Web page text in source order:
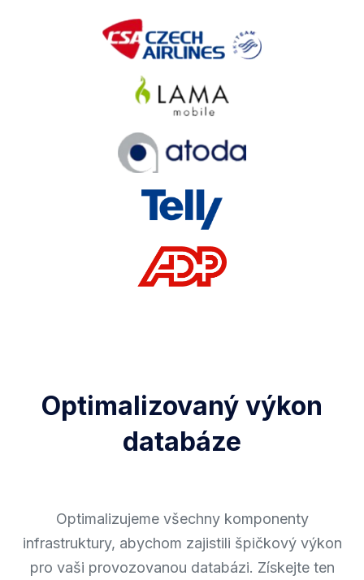
Optimalizovaný výkon
databáze
Optimalizujeme všechny komponenty
infrastruktury, abychom zajistili špičkový výkon
pro vaši provozovanou databázi. Získejte ten